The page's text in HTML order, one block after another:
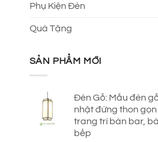
Phụ Kiện Đèn
Quà Tặng
SẢN PHẨM MỚI
Đèn Gỗ: Mẫu đèn
nhật đứng thon
trang trí bàn bar,
bếp